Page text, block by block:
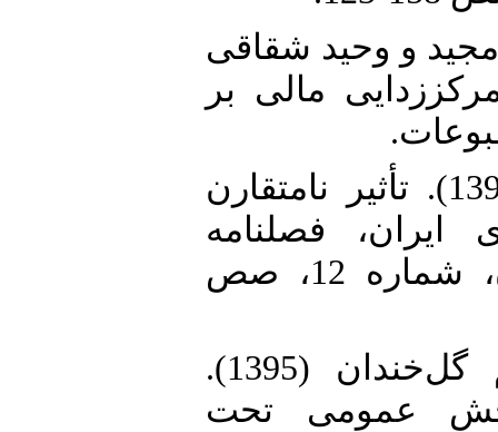
و وحید شقاقی
تمرکززدایی مالی بر
16. صمیمی، احمد و همکاران (1393). تأثیر نامتقارن
فصلنامه
مطالعات اقتصادی کاربردی ایران، شماره 12، صص
17. علیزاده، محمد و ابوالقاسم گل‌خندان (1395).
بخش عمومی تحت